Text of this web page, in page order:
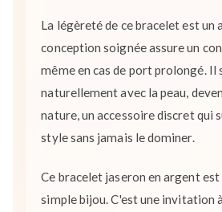
La légèreté de ce bracelet est un
conception soignée assure un
même en cas de port prolongé. Il
naturellement avec la peau,
nature, un accessoire discret qui
style sans jamais le dominer.
Ce bracelet jaseron en argent est
simple bijou. C'est une invitation